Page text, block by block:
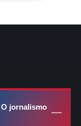
O jornalismo